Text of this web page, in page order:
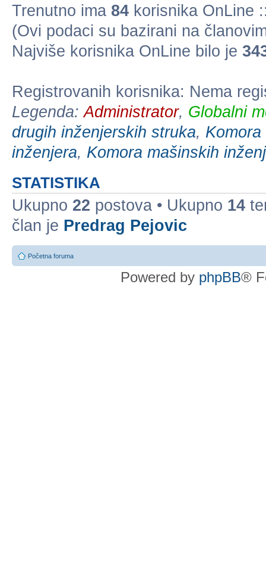
Trenutno ima 84 korisnika OnLine
(Ovi podaci su bazirani na
Najviše korisnika OnLine bilo je
Registrovanih korisnika: Nema
Legenda:Administrator, Globalni
drugih inženjerskih struka,
inženjera, Komora mašinskih
STATISTIKA
Ukupno 22 postova • Ukupno 14
član je Predrag Pejovic
Početna foruma
Powered by phpBB®